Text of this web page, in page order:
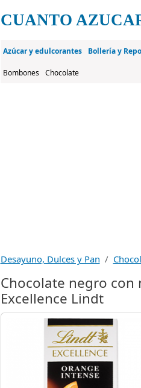
CUANTO
Azúcar y edulcorantes Bollería y
Bombones Chocolate
Desayuno, Dulces y Pan
Chocolate negro
Excellence Lindt